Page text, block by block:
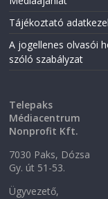
Tájékoztató
A jogellenes olvasói
szóló szabályzat
Telepaks
Médiacentrum
Nonprofit Kft.
7030 Paks, Dózsa
Gy. út 51-53.
Ügyvezető,